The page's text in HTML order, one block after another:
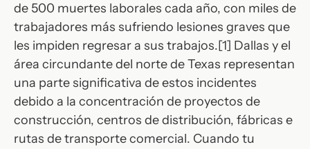
de 500 muertes laborales cada año, con miles de
trabajadores más sufriendo lesiones graves que
les impiden regresar a sus trabajos.[1] Dallas y el
área circundante del norte de Texas representan
una parte significativa de estos incidentes
debido a la concentración de proyectos de
construcción, centros de distribución, fábricas e
rutas de transporte comercial. Cuando tu